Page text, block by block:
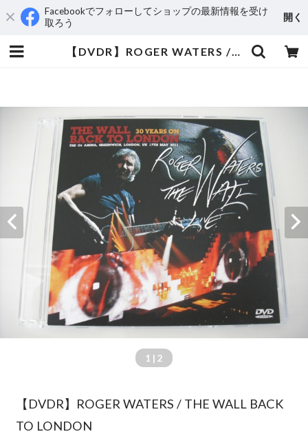
Facebookでフォローしてショップの最新情報を受け
取ろう
開く
【DVDR】ROGER WATERS / THE WALL BACK TO LONDON | aeromamas2000
1 | 2
【DVDR】ROGER WATERS / THE WALL BACK
TO LONDON